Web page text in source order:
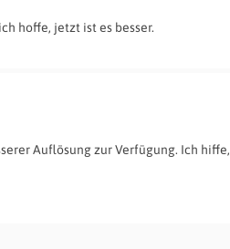
hoffe, jetzt ist es besser.
Auflösung zur Verfügung. Ich hiffe,